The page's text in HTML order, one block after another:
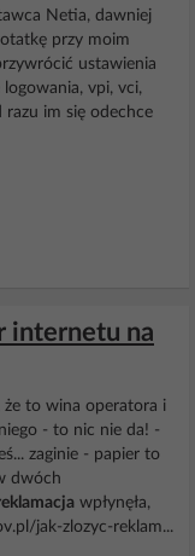
Netia, dawniej
przy moim
ustawienia
vpi, vci,
im się odechce
internetu na
że to wina operatora i
- to nic nie da! -
zaginie - papier to
dwóch
wpłynęła,
jak-zlozyc-reklam...